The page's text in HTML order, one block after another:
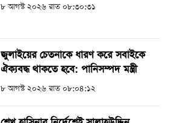
৮ আগস্ট ২০২৬ রাত ০৮:৩০:৩১
জুলাইয়ের চেতনাকে ধারণ করে সবাইকে
ঐক্যবদ্ধ থাকতে হবে: পানিসম্পদ মন্ত্রী
৮ আগস্ট ২০২৬ রাত ০৮:০৪:১২